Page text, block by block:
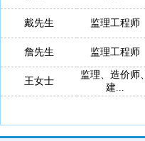
戴先生 监理工程师
詹先生 监理工程师
王女士
监理、造价师、
建...